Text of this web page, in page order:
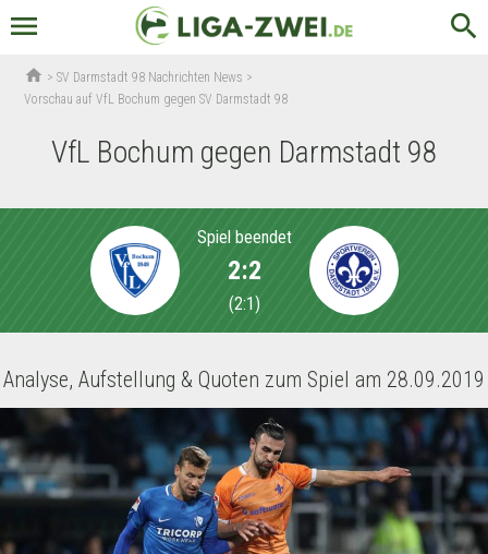
menu search
home >SV Darmstadt 98 Nachrichten News >
Vorschau auf VfL Bochum gegen SV Darmstadt 98
VfL Bochum gegen Darmstadt 98
Spiel beendet
2:2
(2:1)
Analyse, Aufstellung & Quoten zum Spiel am 28.09.2019